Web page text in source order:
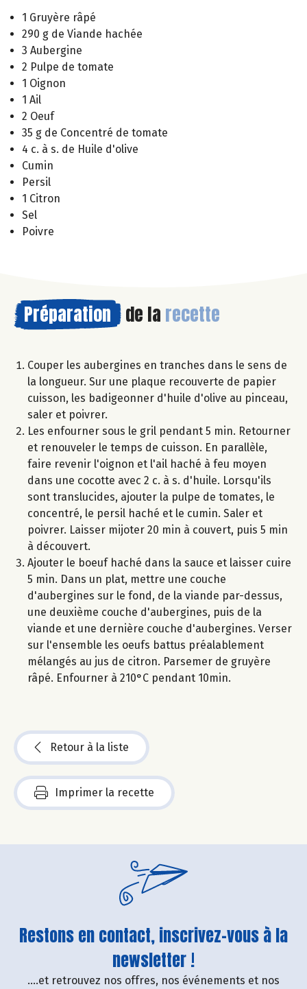
1 Gruyère râpé
290 g de Viande hachée
3 Aubergine
2 Pulpe de tomate
1 Oignon
1 Ail
2 Oeuf
35 g de Concentré de tomate
4 c. à s. de Huile d'olive
Cumin
Persil
1 Citron
Sel
Poivre
Préparation de la recette
Couper les aubergines en tranches dans le sens de
la longueur. Sur une plaque recouverte de papier
cuisson, les badigeonner d'huile d'olive au pinceau,
saler et poivrer.
Les enfourner sous le gril pendant 5 min. Retourner
et renouveler le temps de cuisson. En parallèle,
faire revenir l'oignon et l'ail haché à feu moyen
dans une cocotte avec 2 c. à s. d'huile. Lorsqu'ils
sont translucides, ajouter la pulpe de tomates, le
concentré, le persil haché et le cumin. Saler et
poivrer. Laisser mijoter 20 min à couvert, puis 5 min
à découvert.
Ajouter le boeuf haché dans la sauce et laisser cuire
5 min. Dans un plat, mettre une couche
d'aubergines sur le fond, de la viande par-dessus,
une deuxième couche d'aubergines, puis de la
viande et une dernière couche d'aubergines. Verser
sur l'ensemble les oeufs battus préalablement
mélangés au jus de citron. Parsemer de gruyère
râpé. Enfourner à 210°C pendant 10min.
Retour à la liste
Imprimer la recette
Restons en contact, inscrivez-vous à la
newsletter !
....et retrouvez nos offres, nos événements et nos